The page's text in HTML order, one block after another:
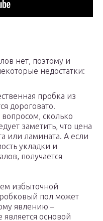
нет, поэтому и
недостатки:
пробка из
дороговато.
сколько
заметить, что цена
или ламината. А если
укладки и
получается
избыточной
пол может
явлению –
основой